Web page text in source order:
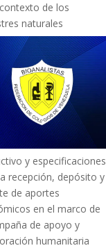
de los
naturales
y especificaciones
recepción, depósito y
de aportes
en el marco de
de apoyo y
humanitaria